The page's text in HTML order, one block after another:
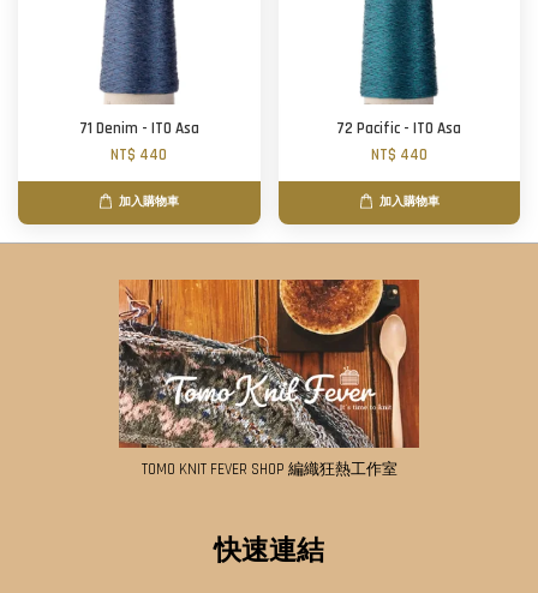
71 Denim - ITO Asa
NT$ 440
加入購物車
72 Pacific - ITO Asa
NT$ 440
加入購物車
TOMO KNIT FEVER SHOP 編織狂熱工作室
快速連結